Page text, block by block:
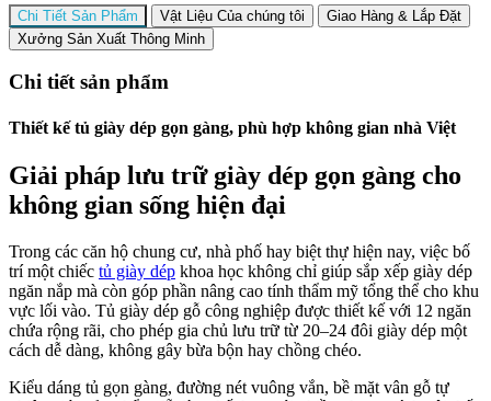
Chi Tiết Sản Phẩm Vật Liệu Của chúng tôi
Giao Hàng & Lắp Đặt
Xưởng Sản Xuất Thông Minh
Chi tiết sản phẩm
Thiết kế tủ giày dép gọn gàng, phù hợp không gian nhà Việt
Giải pháp lưu trữ giày dép gọn gàng cho
không gian sống hiện đại
Trong các căn hộ chung cư, nhà phố hay biệt thự hiện nay, việc bố
trí một chiếc tủ giày dép khoa học không chỉ giúp sắp xếp giày dép
ngăn nắp mà còn góp phần nâng cao tính thẩm mỹ tổng thể cho khu
vực lối vào. Tủ giày dép gỗ công nghiệp được thiết kế với 12 ngăn
chứa rộng rãi, cho phép gia chủ lưu trữ từ 20–24 đôi giày dép một
cách dễ dàng, không gây bừa bộn hay chồng chéo.
Kiểu dáng tủ gọn gàng, đường nét vuông vắn, bề mặt vân gỗ tự